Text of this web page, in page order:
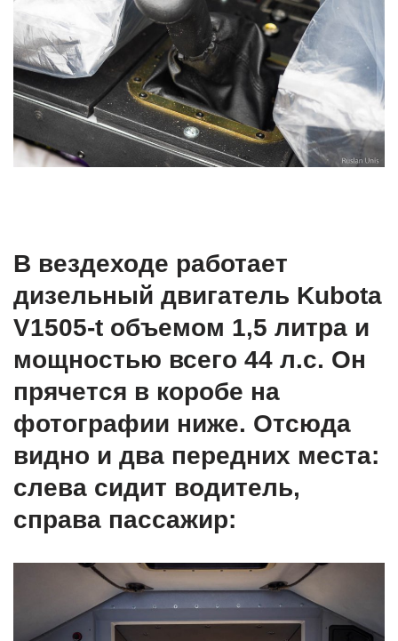
В вездеходе работает
дизельный двигатель Kubota
V1505-t объемом 1,5 литра и
мощностью всего 44 л.с. Он
прячется в коробе на
фотографии ниже. Отсюда
видно и два передних места:
слева сидит водитель,
справа пассажир: